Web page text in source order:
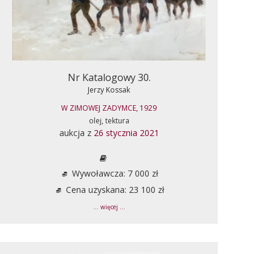
Nr Katalogowy 30.
Jerzy Kossak
W ZIMOWEJ ZADYMCE, 1929
olej, tektura
aukcja z 26 stycznia 2021
Wywoławcza: 7 000 zł
Cena uzyskana: 23 100 zł
... więcej ...